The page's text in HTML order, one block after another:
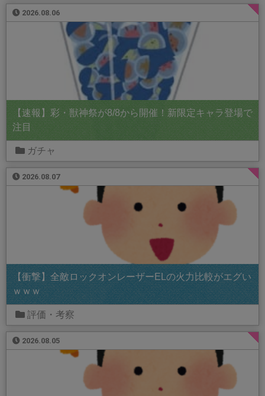
2026.08.06
【速報】彩・獣神祭が8/8から開催！新限定キャラ登場で
注目
ガチャ
2026.08.07
【衝撃】全敵ロックオンレーザーELの火力比較がエグい
ｗｗｗ
評価・考察
2026.08.05